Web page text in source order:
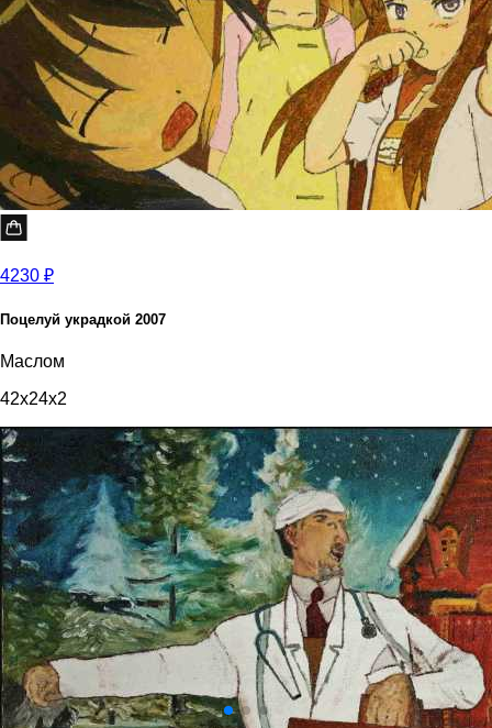
4230 ₽
Поцелуй украдкой 2007
Маслом
42x24x2